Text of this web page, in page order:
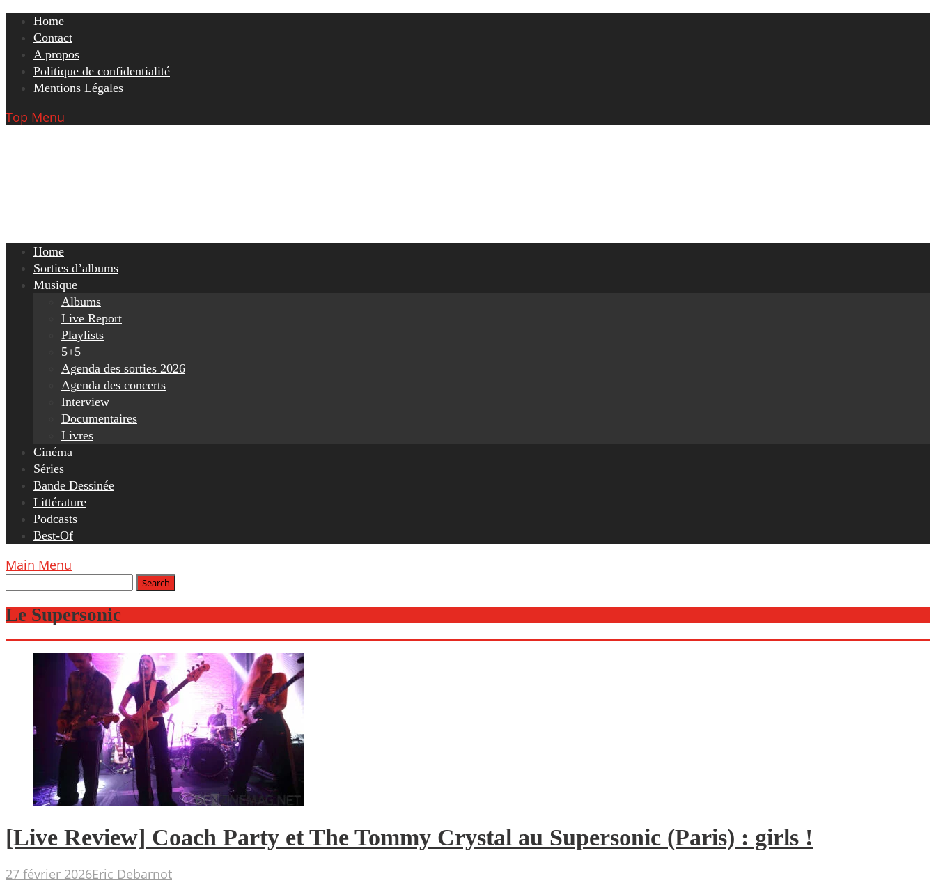
Skip
content
Home
Contact
A propos
Politique de confidentialité
Mentions Légales
Top Menu
Home
Sorties d’albums
Musique
Albums
Live Report
Playlists
5+5
Agenda des sorties 2026
Agenda des concerts
Interview
Documentaires
Livres
Cinéma
Séries
Bande Dessinée
Littérature
Podcasts
Best-Of
Main Menu
Le Supersonic
[Live Review] Coach Party et The Tommy Crystal au Supersonic (Paris) : girls !
27 février 2026Eric Debarnot